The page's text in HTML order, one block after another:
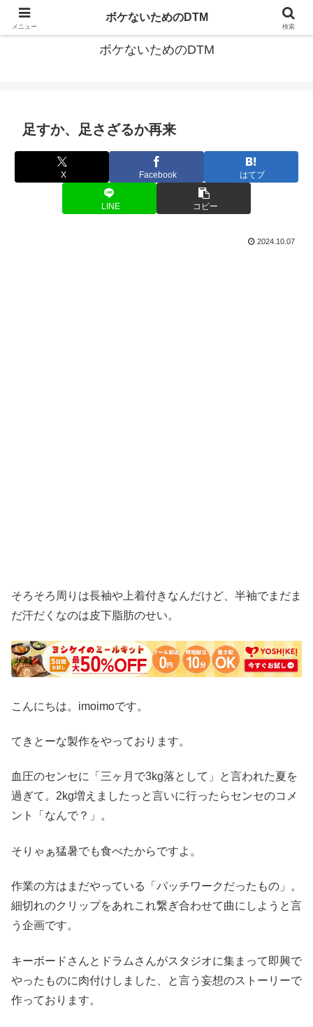
ゆる～く続ける音楽制作のあれこれや昔ばなし
ボケないためのDTM
足すか、足さざるか再来
X Facebook はてブ
LINE コピー
2024.10.07
そろそろ周りは長袖や上着付きなんだけど、半袖でまだま
だ汗だくなのは皮下脂肪のせい。
こんにちは。imoimoです。
てきとーな製作をやっております。
血圧のセンセに「三ヶ月で3kg落として」と言われた夏を
過ぎて。2kg増えましたっと言いに行ったらセンセのコメ
ント「なんで？」。
そりゃぁ猛暑でも食べたからですよ。
作業の方はまだやっている「パッチワークだったもの」。
細切れのクリップをあれこれ繋ぎ合わせて曲にしようと言
う企画です。
キーボードさんとドラムさんがスタジオに集まって即興で
やったものに肉付けしました、と言う妄想のストーリーで
作っております。
メニュー
ボケないためのDTM
検索